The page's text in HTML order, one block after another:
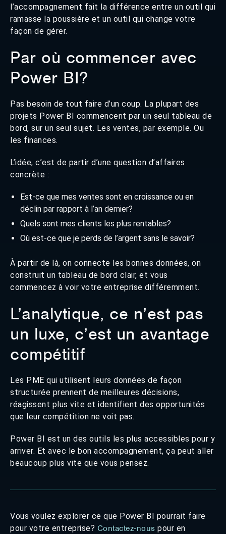
l’accompagnement fait la différence entre un outil qui
ramasse la poussière et un outil qui change votre
façon de gérer.
Par où commencer avec
Power BI?
Pas besoin de tout faire d’un coup. La plupart des
projets Power BI commencent par un seul tableau de
bord, sur un seul sujet. Les ventes, par exemple. Ou
les finances.
L’idée, c’est de partir d’une question d’affaires
concrète :
Est-ce que mes ventes sont en croissance ou en
déclin par rapport à l’an dernier?
Quels sont mes clients les plus rentables?
Où est-ce que je perds de l’argent sans le savoir?
À partir de là, on connecte les bonnes données, on
construit un tableau de bord clair, et vous
commencez à voir votre entreprise différemment.
L’analytique, ce n’est pas
un luxe, c’est un avantage
compétitif
Les PME qui utilisent leurs données de façon
structurée prennent de meilleures décisions,
réagissent plus vite et identifient des opportunités
que leur compétition ne voit pas.
Power BI est un des outils les plus accessibles pour y
arriver. Et avec le bon accompagnement, ça peut aller
beaucoup plus vite que vous pensez.
Vous voulez explorer ce que Power BI pourrait faire
pour votre entreprise? Contactez-nous pour en